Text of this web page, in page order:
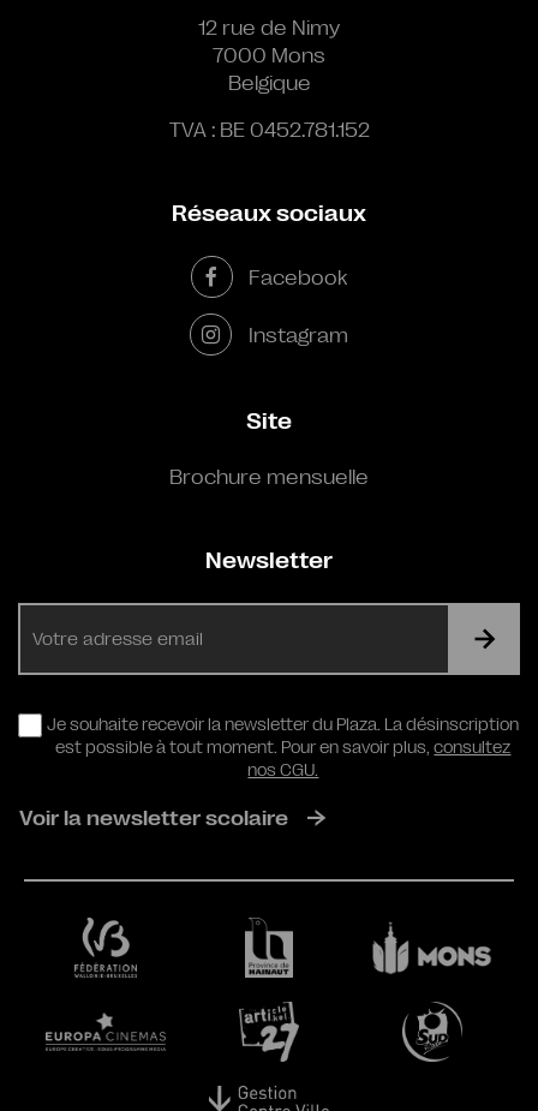
12 rue de Nimy
7000 Mons
Belgique
TVA : BE 0452.781.152
Réseaux sociaux
Facebook
Instagram
Site
Brochure mensuelle
Newsletter
RGPD
Je souhaite recevoir la newsletter du Plaza. La désinscription
est possible à tout moment. Pour en savoir plus,consultez
nos CGU.
Voir la newsletter scolaire